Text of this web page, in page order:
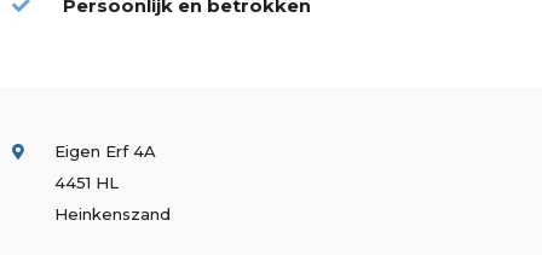
Persoonlijk en betrokken
Eigen Erf 4A
4451 HL
Heinkenszand